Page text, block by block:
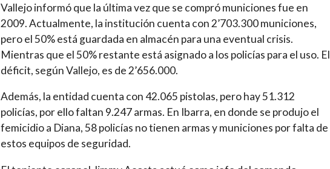
Vallejo informó que la última vez que se compró municiones fue en
2009. Actualmente, la institución cuenta con 2’703.300 municiones,
pero el 50% está guardada en almacén para una eventual crisis.
Mientras que el 50% restante está asignado a los policías para el uso. El
déficit, según Vallejo, es de 2’656.000.
Además, la entidad cuenta con 42.065 pistolas, pero hay 51.312
policías, por ello faltan 9.247 armas. En Ibarra, en donde se produjo el
femicidio a Diana, 58 policías no tienen armas y municiones por falta de
estos equipos de seguridad.